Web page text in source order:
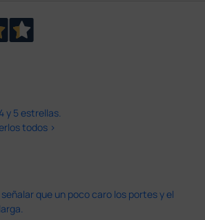
y 5 estrellas.
todos >
que un poco caro los portes y el